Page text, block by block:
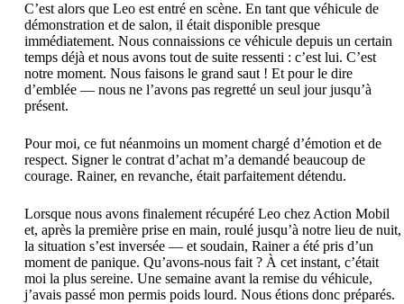
C’est alors que Leo est entré en scène. En tant que véhicule de
démonstration et de salon, il était disponible presque
immédiatement. Nous connaissions ce véhicule depuis un certain
temps déjà et nous avons tout de suite ressenti : c’est lui. C’est
notre moment. Nous faisons le grand saut ! Et pour le dire
d’emblée — nous ne l’avons pas regretté un seul jour jusqu’à
présent.
Pour moi, ce fut néanmoins un moment chargé d’émotion et de
respect. Signer le contrat d’achat m’a demandé beaucoup de
courage. Rainer, en revanche, était parfaitement détendu.
Lorsque nous avons finalement récupéré Leo chez Action Mobil
et, après la première prise en main, roulé jusqu’à notre lieu de nuit,
la situation s’est inversée — et soudain, Rainer a été pris d’un
moment de panique. Qu’avons-nous fait ? À cet instant, c’était
moi la plus sereine. Une semaine avant la remise du véhicule,
j’avais passé mon permis poids lourd. Nous étions donc préparés.